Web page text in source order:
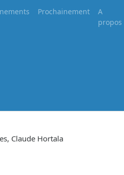
Prochainement
A
propos
Claude Hortala